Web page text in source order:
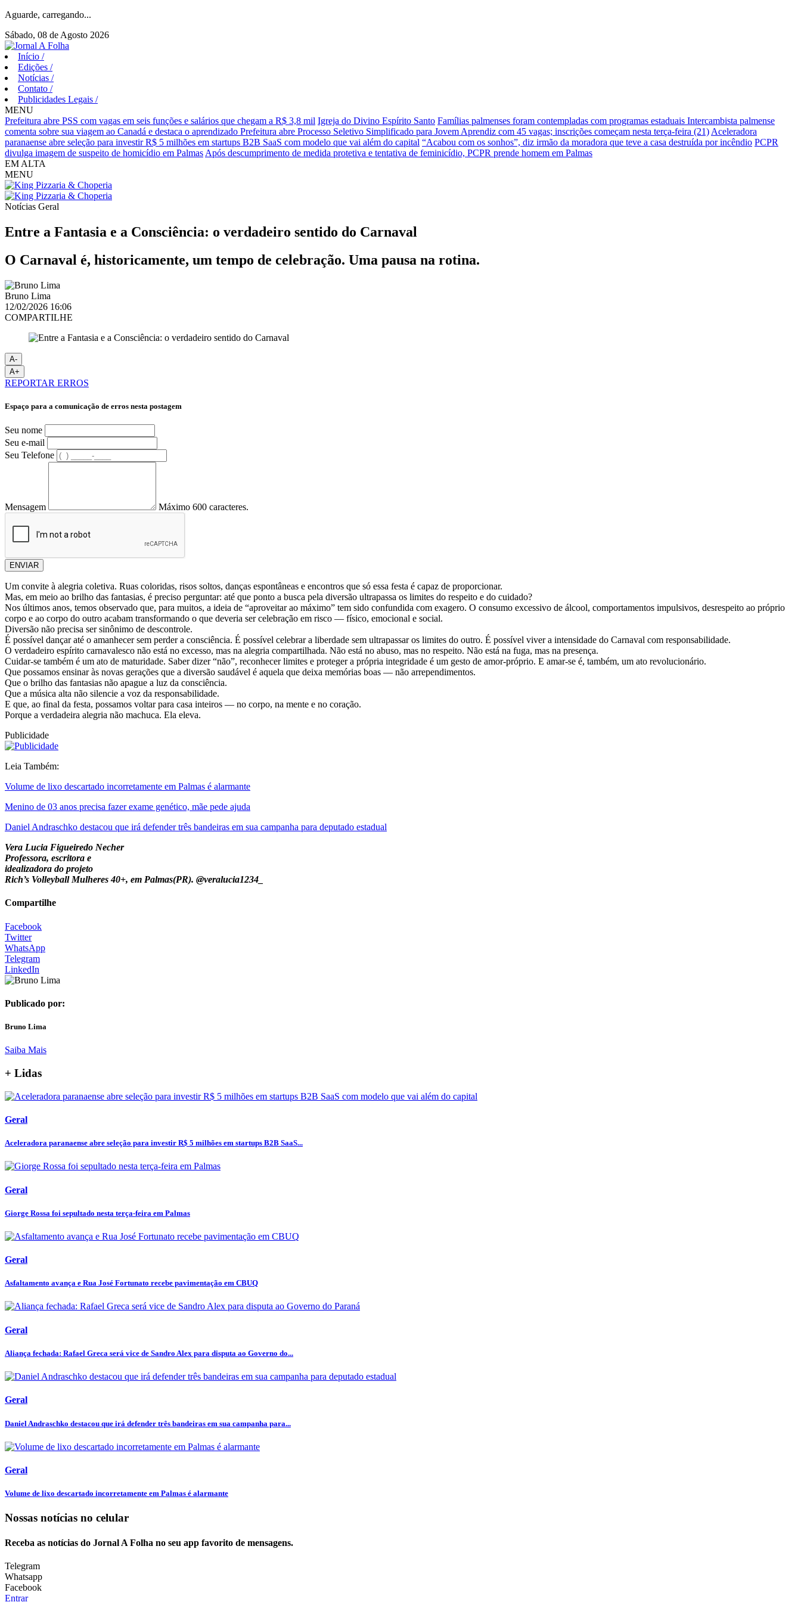
Aguarde, carregando...
Sábado, 08 de Agosto 2026
Início /
Edições /
Notícias /
Contato /
Publicidades Legais /
MENU
Prefeitura abre PSS com vagas em seis funções e salários que chegam a R$ 3,8 mil Igreja do Divino Espírito Santo Famílias palmenses foram contempladas com programas estaduais Intercambista palmense
comenta sobre sua viagem ao Canadá e destaca o aprendizado Prefeitura abre Processo Seletivo Simplificado para Jovem Aprendiz com 45 vagas; inscrições começam nesta terça-feira (21) Aceleradora
paranaense abre seleção para investir R$ 5 milhões em startups B2B SaaS com modelo que vai além do capital “Acabou com os sonhos”, diz irmão da moradora que teve a casa destruída por incêndio PCPR
divulga imagem de suspeito de homicídio em Palmas Após descumprimento de medida protetiva e tentativa de feminicídio, PCPR prende homem em Palmas
EM ALTA
MENU
Notícias Geral
Entre a Fantasia e a Consciência: o verdadeiro sentido do Carnaval
O Carnaval é, historicamente, um tempo de celebração. Uma pausa na rotina.
Bruno Lima
12/02/2026 16:06
COMPARTILHE
A-
A+
REPORTAR ERROS
Espaço para a comunicação de erros nesta postagem
Seu nome
Seu e-mail
Seu Telefone
Mensagem Máximo 600 caracteres.
ENVIAR
Um convite à alegria coletiva. Ruas coloridas, risos soltos, danças espontâneas e encontros que só essa festa é capaz de proporcionar.
Mas, em meio ao brilho das fantasias, é preciso perguntar: até que ponto a busca pela diversão ultrapassa os limites do respeito e do cuidado?
Nos últimos anos, temos observado que, para muitos, a ideia de “aproveitar ao máximo” tem sido confundida com exagero. O consumo excessivo de álcool, comportamentos impulsivos, desrespeito ao próprio
corpo e ao corpo do outro acabam transformando o que deveria ser celebração em risco — físico, emocional e social.
Diversão não precisa ser sinônimo de descontrole.
É possível dançar até o amanhecer sem perder a consciência. É possível celebrar a liberdade sem ultrapassar os limites do outro. É possível viver a intensidade do Carnaval com responsabilidade.
O verdadeiro espírito carnavalesco não está no excesso, mas na alegria compartilhada. Não está no abuso, mas no respeito. Não está na fuga, mas na presença.
Cuidar-se também é um ato de maturidade. Saber dizer “não”, reconhecer limites e proteger a própria integridade é um gesto de amor-próprio. E amar-se é, também, um ato revolucionário.
Que possamos ensinar às novas gerações que a diversão saudável é aquela que deixa memórias boas — não arrependimentos.
Que o brilho das fantasias não apague a luz da consciência.
Que a música alta não silencie a voz da responsabilidade.
E que, ao final da festa, possamos voltar para casa inteiros — no corpo, na mente e no coração.
Porque a verdadeira alegria não machuca. Ela eleva.
Publicidade
Leia Também:
Volume de lixo descartado incorretamente em Palmas é alarmante
Menino de 03 anos precisa fazer exame genético, mãe pede ajuda
Daniel Andraschko destacou que irá defender três bandeiras em sua campanha para deputado estadual
Vera Lucia Figueiredo Necher
Professora, escritora e
idealizadora do projeto
Rich’s Volleyball Mulheres 40+, em Palmas(PR). @veralucia1234_
Compartilhe
Facebook
Twitter
WhatsApp
Telegram
LinkedIn
Publicado por:
Bruno Lima
Saiba Mais
+ Lidas
Geral
Aceleradora paranaense abre seleção para investir R$ 5 milhões em startups B2B SaaS...
Geral
Giorge Rossa foi sepultado nesta terça-feira em Palmas
Geral
Asfaltamento avança e Rua José Fortunato recebe pavimentação em CBUQ
Geral
Aliança fechada: Rafael Greca será vice de Sandro Alex para disputa ao Governo do...
Geral
Daniel Andraschko destacou que irá defender três bandeiras em sua campanha para...
Geral
Volume de lixo descartado incorretamente em Palmas é alarmante
Nossas notícias no celular
Receba as notícias do Jornal A Folha no seu app favorito de mensagens.
Telegram
Whatsapp
Facebook
Entrar